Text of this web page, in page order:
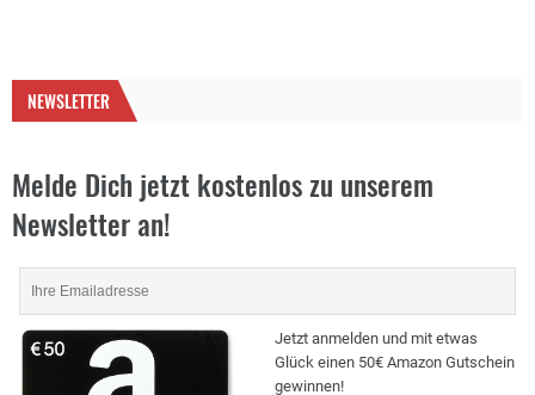
NEWSLETTER
Melde Dich jetzt kostenlos zu unserem
Newsletter an!
Jetzt anmelden und mit etwas
Glück einen 50€ Amazon Gutschein
gewinnen!